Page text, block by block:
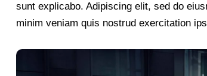
sunt explicabo. Adipiscing elit, sed do
minim veniam quis nostrud exercitation